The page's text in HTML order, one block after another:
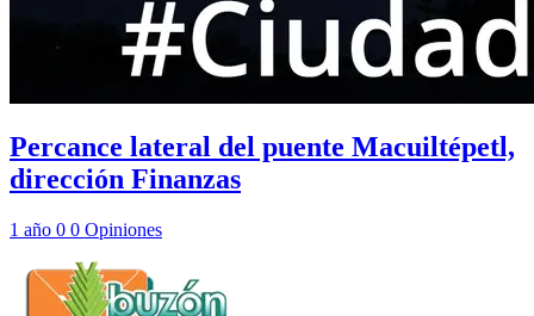
Percance lateral del puente Macuiltépetl,
dirección Finanzas
1 año 0 0 Opiniones